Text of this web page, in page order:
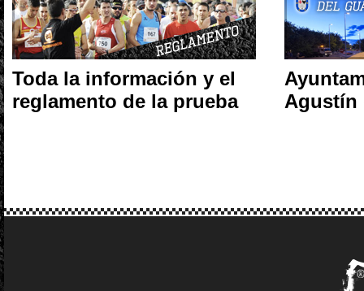
Toda la información y el
reglamento de la prueba
Agustín